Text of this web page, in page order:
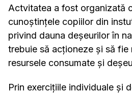
Actvitatea a fost organizată
cunoștințele copiilor din
privind dauna deșeurilor în
trebuie să acționeze și să
resursele consumate și
Prin exercițiile individuale și